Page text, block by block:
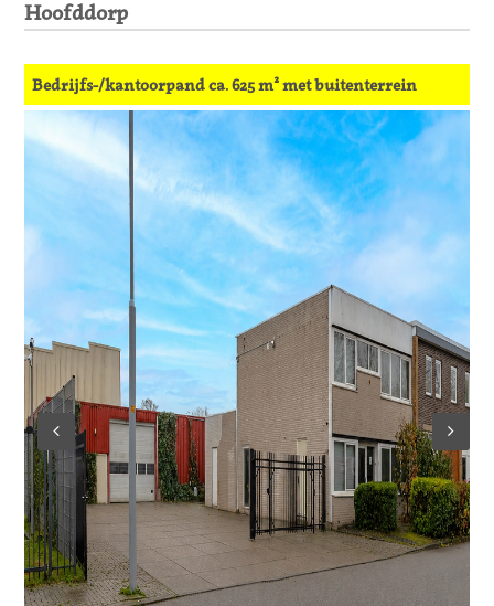
Log in
Don't have an account?Create
your account,
it takes less than a
minute.
Gebruikersnaam
Wachtwoord
Hoofddorp
Bedrijfs-/kantoorpand ca. 625 m² met buitenterrein